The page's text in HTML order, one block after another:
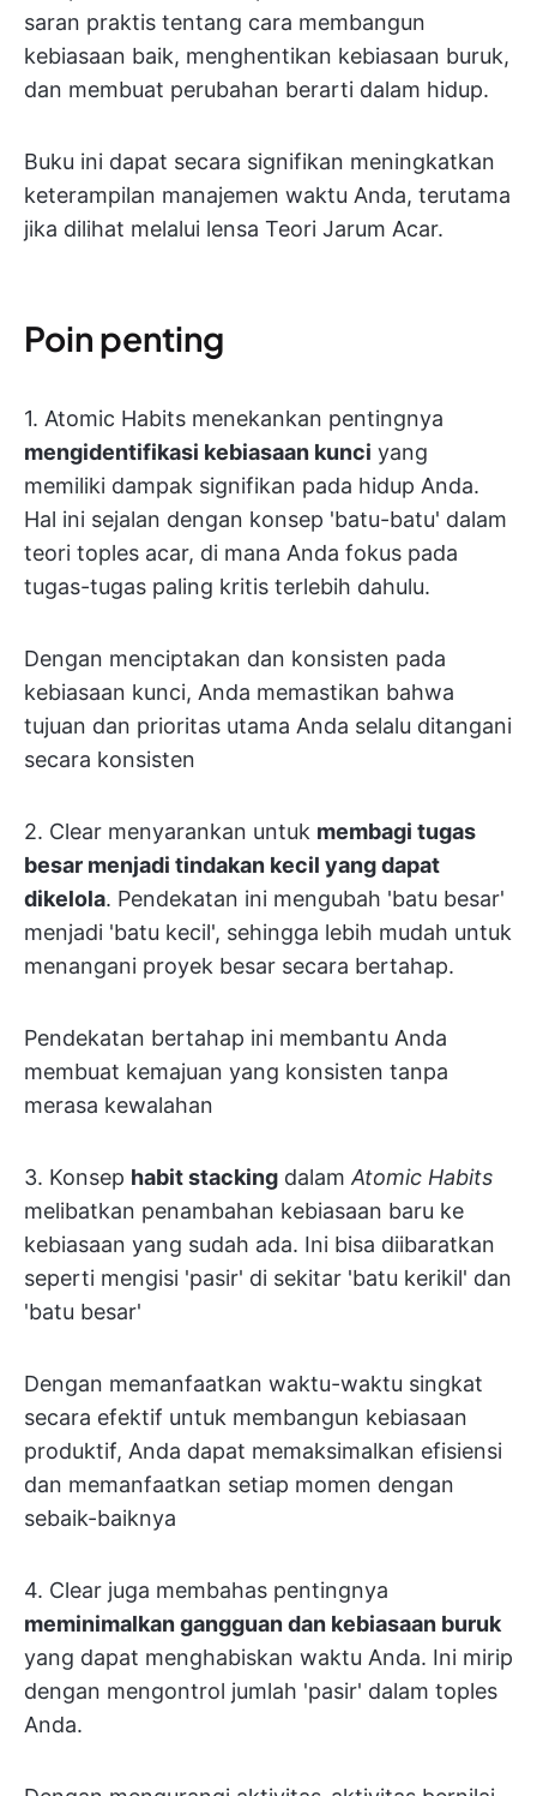
saran praktis tentang cara membangun
kebiasaan baik, menghentikan kebiasaan buruk,
dan membuat perubahan berarti dalam hidup.
Buku ini dapat secara signifikan meningkatkan
keterampilan manajemen waktu Anda, terutama
jika dilihat melalui lensa Teori Jarum Acar.
Poin penting
1. Atomic Habits menekankan pentingnya
mengidentifikasi kebiasaan kunci yang
memiliki dampak signifikan pada hidup Anda.
Hal ini sejalan dengan konsep 'batu-batu' dalam
teori toples acar, di mana Anda fokus pada
tugas-tugas paling kritis terlebih dahulu.
Dengan menciptakan dan konsisten pada
kebiasaan kunci, Anda memastikan bahwa
tujuan dan prioritas utama Anda selalu ditangani
secara konsisten
2. Clear menyarankan untuk membagi tugas
besar menjadi tindakan kecil yang dapat
dikelola. Pendekatan ini mengubah 'batu besar'
menjadi 'batu kecil', sehingga lebih mudah untuk
menangani proyek besar secara bertahap.
Pendekatan bertahap ini membantu Anda
membuat kemajuan yang konsisten tanpa
merasa kewalahan
3. Konsep habit stacking dalam Atomic Habits
melibatkan penambahan kebiasaan baru ke
kebiasaan yang sudah ada. Ini bisa diibaratkan
seperti mengisi 'pasir' di sekitar 'batu kerikil' dan
'batu besar'
Dengan memanfaatkan waktu-waktu singkat
secara efektif untuk membangun kebiasaan
produktif, Anda dapat memaksimalkan efisiensi
dan memanfaatkan setiap momen dengan
sebaik-baiknya
4. Clear juga membahas pentingnya
meminimalkan gangguan dan kebiasaan buruk
yang dapat menghabiskan waktu Anda. Ini mirip
dengan mengontrol jumlah 'pasir' dalam toples
Anda.